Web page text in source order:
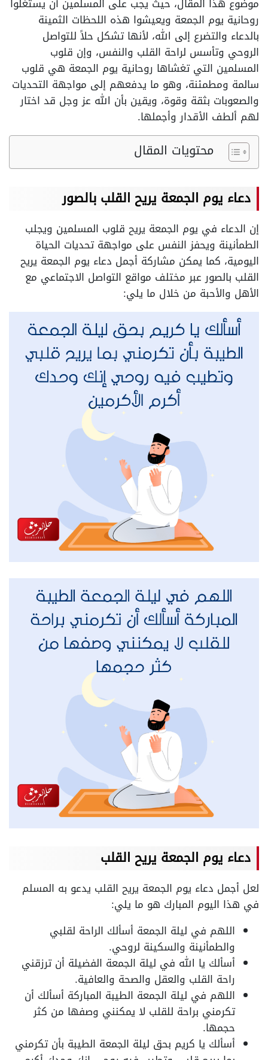
روحانية يوم الجمعة ويعيشوا هذه اللحظات الثمينة
بالدعاء والتضرع إلى الله، لأنها تشكل حلاً للتواصل
الروحي وتأسس لراحة القلب والنفس، وإن قلوب
المسلمين التي تغشاها روحانية يوم الجمعة هي قلوب
سالمة ومطمئنة، وهو ما يدفعهم إلى مواجهة التحديات
والصعوبات بثقة وقوة، ويقين بأن الله عز وجل قد اختار
لهم ألطف الأقدار وأجملها.
محتويات المقال
دعاء يوم الجمعة يريح القلب بالصور
إن الدعاء في يوم الجمعة يريح قلوب المسلمين ويجلب
الطمأنينة ويحفز النفس على مواجهة تحديات الحياة
اليومية، كما يمكن مشاركة أجمل دعاء يوم الجمعة يريح
القلب بالصور عبر مختلف مواقع التواصل الاجتماعي مع
الأهل والأحبة من خلال ما يلي:
دعاء يوم الجمعة يريح القلب
لعل أجمل دعاء يوم الجمعة يريح القلب يدعو به المسلم
في هذا اليوم المبارك هو ما يلي:
اللهم في ليلة الجمعة أسألك الراحة لقلبي
والطمأنينة والسكينة لروحي.
أسألك يا الله في ليلة الجمعة الفضيلة أن ترزقني
راحة القلب والعقل والصحة والعافية.
اللهم في ليلة الجمعة الطيبة المباركة أسألك أن
تكرمني براحة للقلب لا يمكنني وصفها من كثر
حجمها.
أسألك يا كريم بحق ليلة الجمعة الطيبة بأن تكرمني